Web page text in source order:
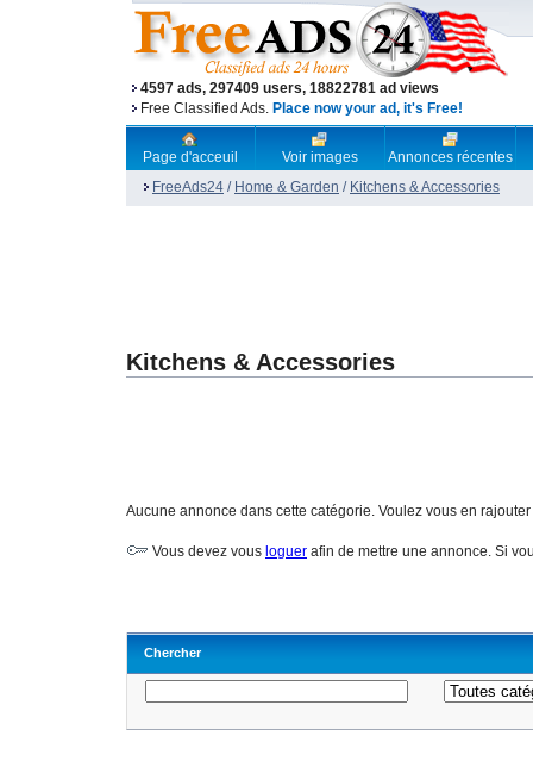
4597 ads, 297409 users, 18822781 ad views
Free Classified Ads. Place now your ad, it's Free!
Page d'acceuil Voir images
Annonces récentes
FreeAds24 / Home & Garden / Kitchens & Accessories
Kitchens & Accessories
Aucune annonce dans cette catégorie. Voulez vous en
Vous devez vous loguer afin de mettre une annonce. Si
Chercher